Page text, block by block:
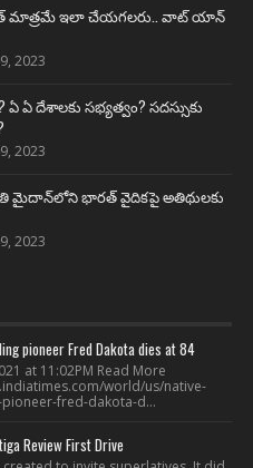
మాత్రమే ఇలా చేయగలరు.. వాట్ యాన్
2023
ఏ ఏ దేశాలకు సభ్యత్వం? సదస్సుకు
2023
ప్రగతి మైదాన్‌లోని భారత్ వైదికపై అతిథులకు
2023
pioneer Fred Dakota dies at 84
at 11:02PM Read More
world/us/native-
fred-dakota-d...
Review First Drive